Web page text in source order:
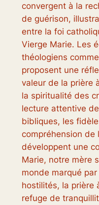
convergent à la
de guérison,
entre la foi
Vierge Marie. Les
théologiens
proposent une
valeur de la prière
la spiritualité des
lecture attentive
bibliques, les
compréhension
développent une
Marie, notre mère
monde marqué
hostilités, la prière
refuge de